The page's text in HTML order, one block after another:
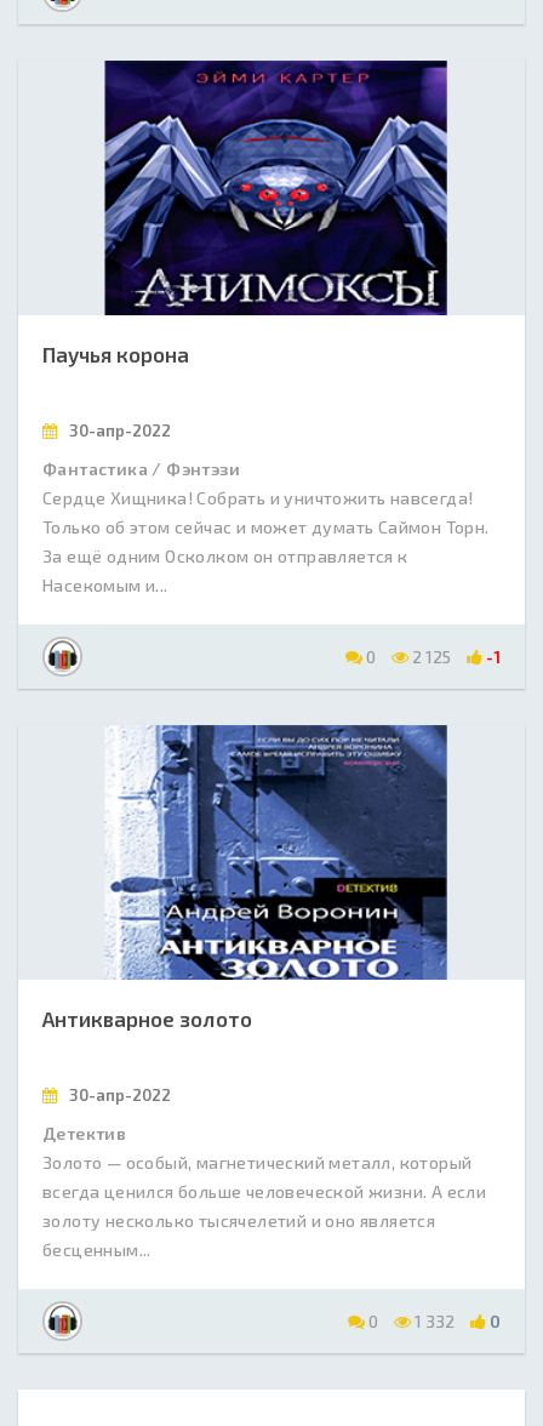
Паучья корона
30-апр-2022
Фантастика / Фэнтэзи
Сердце Хищника! Собрать и уничтожить навсегда!
Только об этом сейчас и может думать Саймон Торн.
За ещё одним Осколком он отправляется к
Насекомым и...
0 2 125 -1
Антикварное золото
30-апр-2022
Детектив
Золото — особый, магнетический металл, который
всегда ценился больше человеческой жизни. А если
золоту несколько тысячелетий и оно является
бесценным...
0 1 332 0